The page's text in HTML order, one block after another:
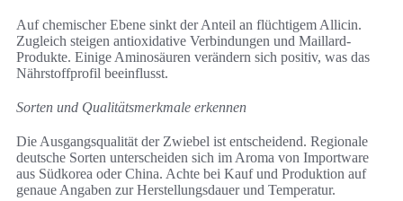
Auf chemischer Ebene sinkt der Anteil an flüchtigem Allicin.
Zugleich steigen antioxidative Verbindungen und Maillard-
Produkte. Einige Aminosäuren verändern sich positiv, was das
Nährstoffprofil beeinflusst.
Sorten und Qualitätsmerkmale erkennen
Die Ausgangsqualität der Zwiebel ist entscheidend. Regionale
deutsche Sorten unterscheiden sich im Aroma von Importware
aus Südkorea oder China. Achte bei Kauf und Produktion auf
genaue Angaben zur Herstellungsdauer und Temperatur.